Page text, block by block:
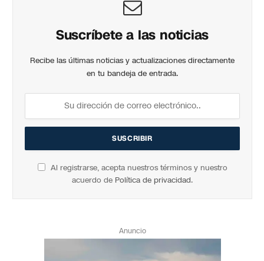
Suscríbete a las noticias
Recibe las últimas noticias y actualizaciones directamente
en tu bandeja de entrada.
Al registrarse, acepta nuestros términos y nuestro
acuerdo de Política de privacidad.
Anuncio